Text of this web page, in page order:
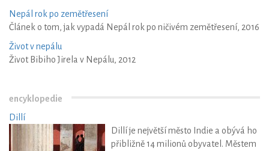
Nepál rok po zemětřesení
Článek o tom, jak vypadá Nepál rok po ničivém zemětřesení, 2016
Život v nepálu
Život Bibiho Jirela v Nepálu, 2012
encyklopedie
Dillí
Dillí je největší město Indie a obývá ho
přibližně 14 milionů obyvatel. Městem